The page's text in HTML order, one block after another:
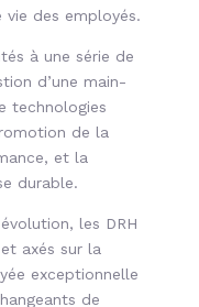
des employés.
à une série de
d’une main-
technologies
de la
et la
durable.
les DRH
axés sur la
exceptionnelle
de